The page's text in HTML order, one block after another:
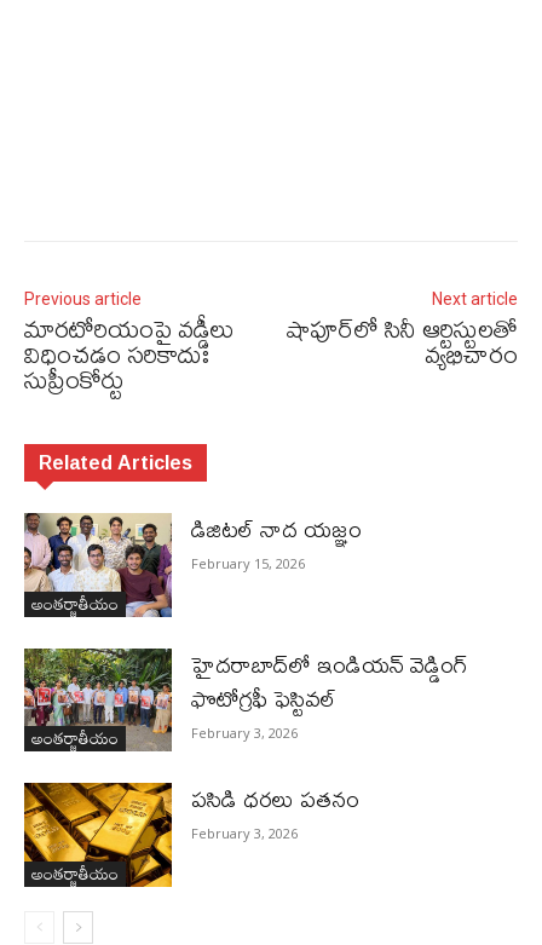
Previous article
మారటోరియంపై వడ్డీలు
విధించడం సరికాదుః
సుప్రీంకోర్టు
Next article
షాపూర్‌లో సినీ ఆర్టిస్టులతో
వ్యభిచారం
Related Articles
అంతర్జాతీయం
డిజిటల్ నాద యజ్ఞం
February 15, 2026
అంతర్జాతీయం
హైదరాబాద్‌లో ఇండియన్ వెడ్డింగ్
ఫొటోగ్రఫీ ఫెస్టివల్
February 3, 2026
అంతర్జాతీయం
పసిడి ధరలు పతనం
February 3, 2026